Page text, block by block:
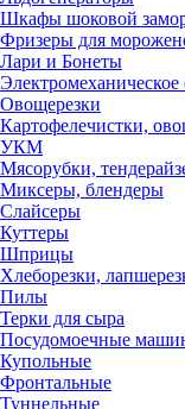
Шкафы шоковой
Фризеры для
Лари и Бонеты
Электромеханическое
Овощерезки
Картофелечистки,
УКМ
Мясорубки,
Миксеры, блендеры
Слайсеры
Куттеры
Шприцы
Хлеборезки,
Пилы
Терки для сыра
Посудомоечные
Купольные
Фронтальные
Туннельные